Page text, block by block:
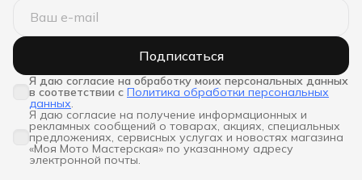
Подписаться
Я даю согласие на обработку моих персональных данных
в соответствии с Политика обработки персональных
данных.
Я даю согласие на получение информационных и
рекламных сообщений о товарах, акциях, специальных
предложениях, сервисных услугах и новостях магазина
«Моя Мото Мастерская» по указанному адресу
электронной почты.